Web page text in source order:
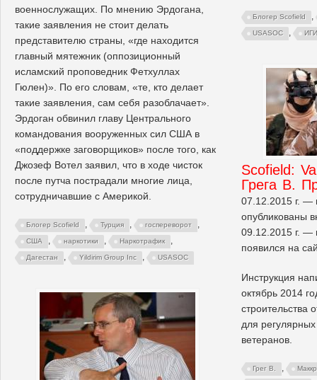
военнослужащих. По мнению Эрдогана,
такие заявления не стоит делать
представителю страны, «где находится
главный мятежник (оппозиционный
исламский проповедник Фетхуллах
Гюлен)». По его словам, «те, кто делает
такие заявления, сам себя разоблачает».
Эрдоган обвинил главу Центрального
командования вооруженных сил США в
«поддержке заговорщиков» после того, как
Джозеф Вотел заявил, что в ходе чисток
после путча пострадали многие лица,
сотрудничавшие с Америкой.
Блогер Scofield , Турция , госпереворот ,
США , наркотики , Наркотрафик ,
Дагестан , Yildirim Group Inc , USASOC
Блогер Scofield ,
USASOC ,
Scofield:
Грега В.
07.12.2015 г. —
опубликованы
09.12.2015 г. —
появился на
Инструкция
октябрь 2014
строительства
для
ветеранов.
Грег В. ,